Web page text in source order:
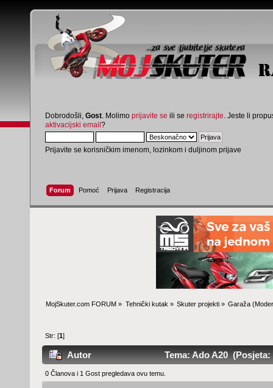
Dobrodošli, Gost . Molimo prijavite se ili se registrirajte . Jeste li
aktivacijski email?
Prijavite se korisničkim imenom, lozinkom i duljinom prijave
Forum Pomoć Prijava Registracija
MojSkuter.com FORUM » Tehnički kutak » Skuter projekti» Garaža
Str: [1]
Autor Tema: Ado A20 (Posjeta:
0 Članova i 1 Gost pregledava ovu temu.